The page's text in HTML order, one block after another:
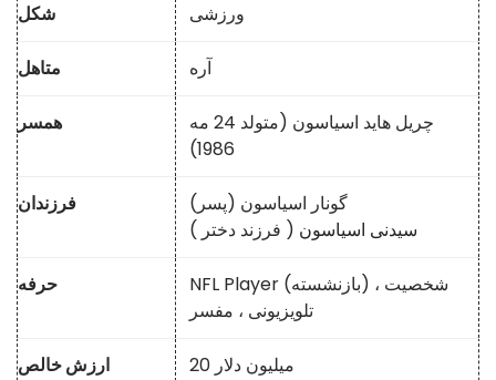
شکل ورزشی
متاهل آره
همسر
چریل هاید اسیاسون (متولد 24 مه
1986)
فرزندان
گونار اسیاسون (پسر)
سیدنی اسیاسون ( فرزند دختر )
حرفه
NFL Player (بازنشسته) ، شخصیت
تلویزیونی ، مفسر
ارزش خالص 20 میلیون دلار